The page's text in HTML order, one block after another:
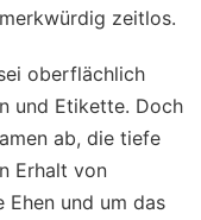
zeitlos.
oberflächlich
und Etikette. Doch
ab, die tiefe
Erhalt von
Ehen und um das